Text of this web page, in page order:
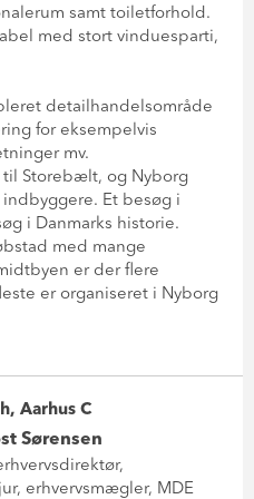
samt toiletforhold.
med stort vinduesparti,
detailhandelsområde
for eksempelvis
mv.
Storebælt, og Nyborg
Et besøg i
i Danmarks historie.
med mange
er der flere
er organiseret i Nyborg
Aarhus C
Sørensen
erhvervsmægler, MDE